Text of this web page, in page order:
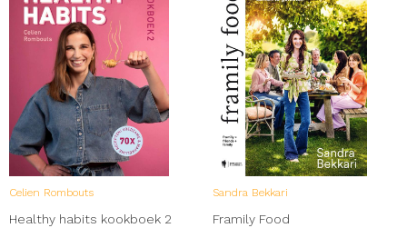
Celien Rombouts
Healthy habits kookboek 2
Sandra Bekkari
Framily Food